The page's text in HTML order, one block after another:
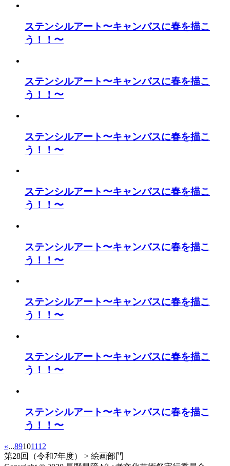
ステンシルアート〜キャンバスに春を描こ
う！！〜
ステンシルアート〜キャンバスに春を描こ
う！！〜
ステンシルアート〜キャンバスに春を描こ
う！！〜
ステンシルアート〜キャンバスに春を描こ
う！！〜
ステンシルアート〜キャンバスに春を描こ
う！！〜
ステンシルアート〜キャンバスに春を描こ
う！！〜
ステンシルアート〜キャンバスに春を描こ
う！！〜
ステンシルアート〜キャンバスに春を描こ
う！！〜
«...89101112
第28回（令和7年度）
> 絵画部門